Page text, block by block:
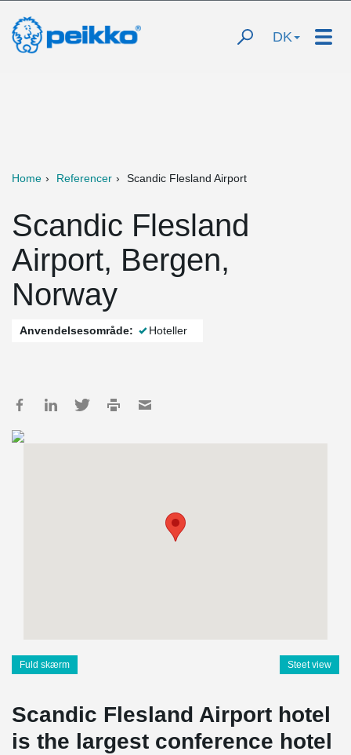
DK
Home Referencer Scandic Flesland Airport
Scandic Flesland
Airport, Bergen,
Norway
Anvendelsesområde: Hoteller
Fuld skærm Steet view
Scandic Flesland Airport hotel
is the largest conference hotel